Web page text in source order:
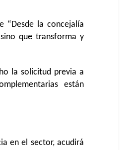
“Desde la concejalía
que transforma y
la solicitud previa a
están
en el sector, acudirá